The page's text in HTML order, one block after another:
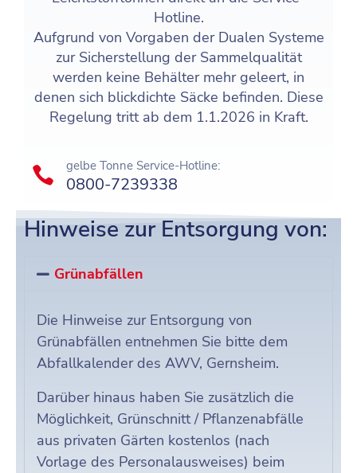
Hotline.
Aufgrund von Vorgaben der Dualen Systeme
zur Sicherstellung der Sammelqualität
werden keine Behälter mehr geleert, in
denen sich blickdichte Säcke befinden. Diese
Regelung tritt ab dem 1.1.2026 in Kraft.
gelbe Tonne Service-Hotline:
0800-7239338
Hinweise zur Entsorgung von:
Grünabfällen
Die Hinweise zur Entsorgung von
Grünabfällen entnehmen Sie bitte dem
Abfallkalender des AWV, Gernsheim.
Darüber hinaus haben Sie zusätzlich die
Möglichkeit, Grünschnitt / Pflanzenabfälle
aus privaten Gärten kostenlos (nach
Vorlage des Personalausweises) beim